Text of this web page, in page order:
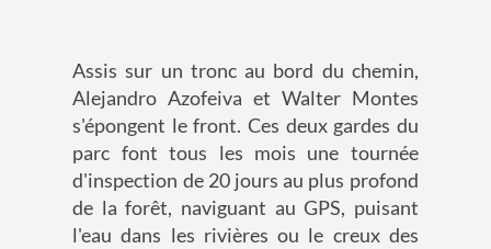
Assis sur un tronc au bord du chemin,
Alejandro Azofeiva et Walter Montes
s'épongent le front. Ces deux gardes du
parc font tous les mois une tournée
d'inspection de 20 jours au plus profond
de la forêt, naviguant au GPS, puisant
l'eau dans les rivières ou le creux des